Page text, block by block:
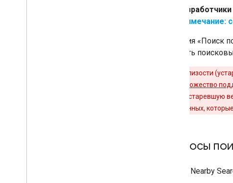
Примечание:
Функция «Поиск
уточнить
Поиск поблизости
подмножество
поблизости (устаревшую
(и оплаты) данных,
Запросы
Запрос Nearby